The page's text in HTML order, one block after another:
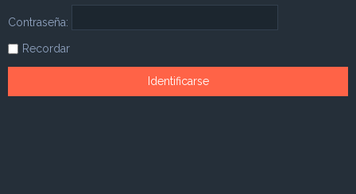
Contraseña:
Recordar